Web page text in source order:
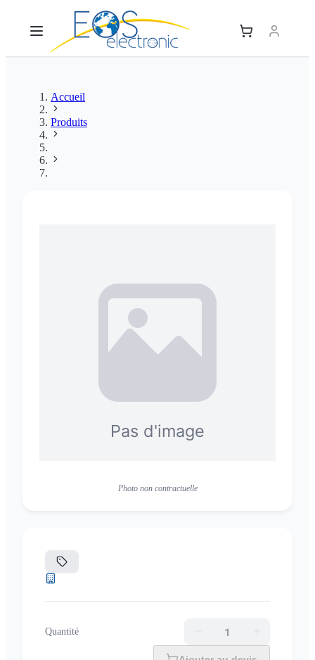
Accueil
Produits
Photo non contractuelle
Quantité